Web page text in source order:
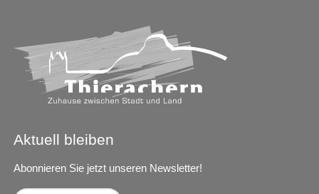
Aktuell bleiben
Abonnieren Sie jetzt unseren Newsletter!